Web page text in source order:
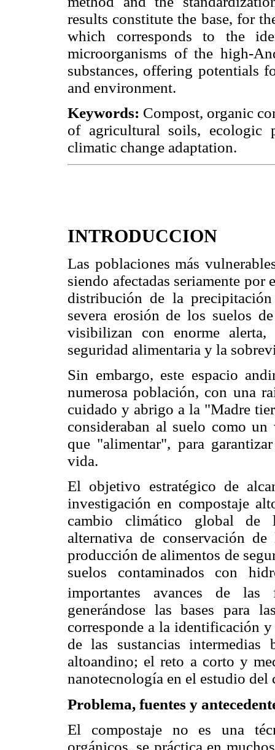
results constitute the base, for
which corresponds to the
microorganisms of the high-
substances, offering potentials
and environment.
Keywords: Compost, organic
of agricultural soils, ecologic
climatic change adaptation.
INTRODUCCION
Las poblaciones más
siendo afectadas seriamente
distribución de la
severa erosión de los suelos
visibilizan con enorme
seguridad alimentaria y la
Sin embargo, este espacio
numerosa población, con una
cuidado y abrigo a la "Madre
consideraban al suelo como
que "alimentar", para
vida.
El objetivo estratégico de
investigación en compostaje
cambio climático global de
alternativa de conservación
producción de alimentos de
suelos contaminados con
importantes avances de las
generándose las bases para
corresponde a la identificación
de las sustancias intermedias
altoandino; el reto a corto y
nanotecnología en el estudio del
Problema, fuentes y
El compostaje no es una
orgánicos, se práctica en